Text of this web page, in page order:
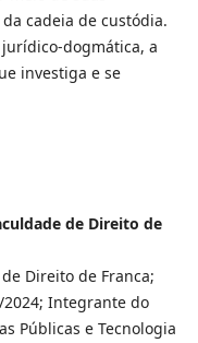
cadeia de custódia.
dogmática, a
investiga e se
de Direito de
Direito de Franca;
2024; Integrante do
Públicas e Tecnologia